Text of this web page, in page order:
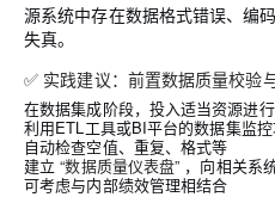
源系统中存在数据格式错误、编
失真。
✅ 实践建议：前置数据质量校验
在数据集成阶段，投入适当资源进
利用ETL工具或BI平台的数据集监控
自动检查空值、重复、格式等
建立“数据质量仪表盘” ，向相关系
可考虑与内部绩效管理相结合